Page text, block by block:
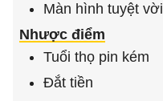
Màn hình tuyệt vời
Nhược điểm
Tuổi thọ pin kém
Đắt tiền